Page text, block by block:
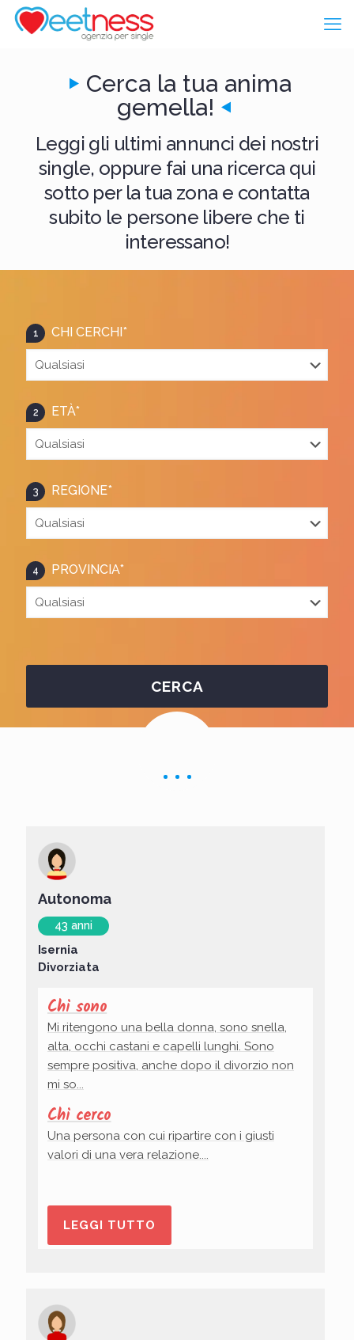
Cerca la tua anima
gemella!
Leggi gli ultimi annunci dei nostri
single, oppure fai una ricerca qui
sotto per la tua zona e contatta
subito le persone libere che ti
interessano!
1 CHI CERCHI*
2 ETÀ*
3 REGIONE*
4 PROVINCIA*
Autonoma
43 anni
Isernia
Divorziata
Chi sono
Mi ritengono una bella donna, sono snella,
alta, occhi castani e capelli lunghi. Sono
sempre positiva, anche dopo il divorzio non
mi so...
Chi cerco
Una persona con cui ripartire con i giusti
valori di una vera relazione....
LEGGI TUTTO